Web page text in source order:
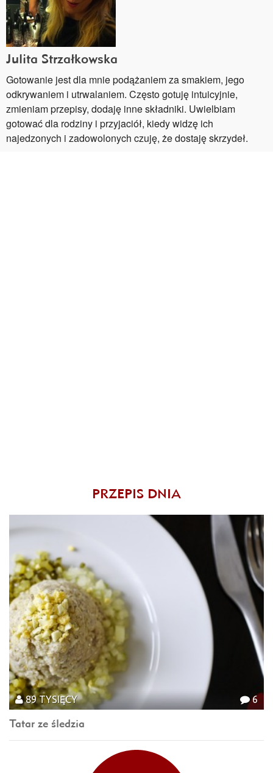
Julita Strzałkowska
Gotowanie jest dla mnie podążaniem za smakiem, jego
odkrywaniem i utrwalaniem. Często gotuję intuicyjnie,
zmieniam przepisy, dodaję inne składniki. Uwielbiam
gotować dla rodziny i przyjaciół, kiedy widzę ich
najedzonych i zadowolonych czuję, że dostaję skrzydeł.
PRZEPIS DNIA
6
89 TYSIĘCY
Tatar ze śledzia